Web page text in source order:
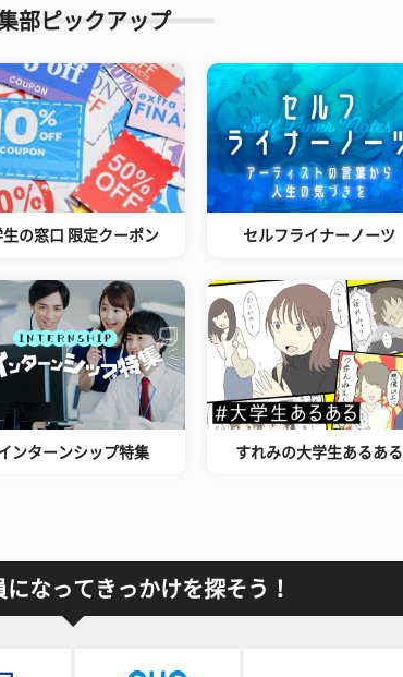
部ピックアップ
生の窓口 限定クーポン セルフライナーノーツ
ンターンシップ特集 すれみの大学生あるある
なってきっかけを探そう！